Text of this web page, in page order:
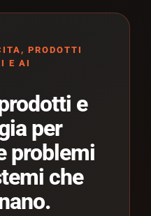
PRODOTTI
E AI
e
per
problemi
che